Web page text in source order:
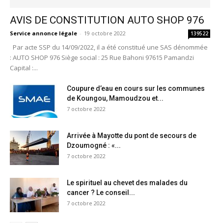
AVIS DE CONSTITUTION AUTO SHOP 976
Service annonce légale - 19 octobre 2022 139522
Par acte SSP du 14/09/2022, il a été constitué une SAS dénommée
: AUTO SHOP 976 Siège social : 25 Rue Bahoni 97615 Pamandzi
Capital :...
Coupure d’eau en cours sur les communes
de Koungou, Mamoudzou et...
7 octobre 2022
Arrivée à Mayotte du pont de secours de
Dzoumogné : «...
7 octobre 2022
Le spirituel au chevet des malades du
cancer ? Le conseil...
7 octobre 2022